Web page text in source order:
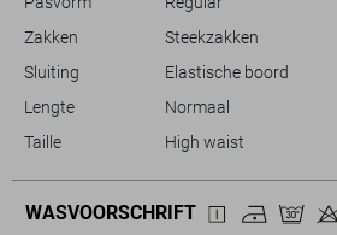
Zakken
Steekzakken
Sluiting
Elastische boord
Lengte
Normaal
Taille
High waist
WASVOORSCHRIFT